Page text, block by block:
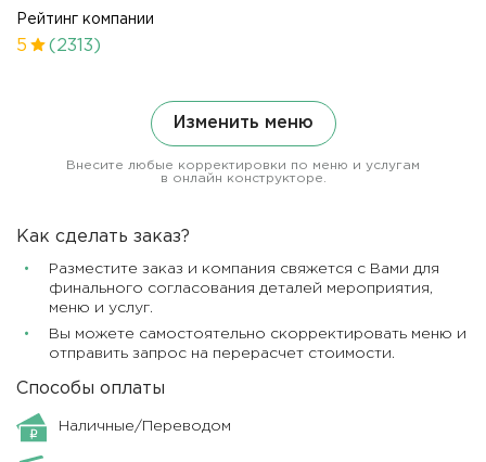
Рейтинг компании
5 (2313)
Изменить меню
Внесите любые корректировки по меню и услугам
в онлайн конструкторе.
Как сделать заказ?
Разместите заказ и компания свяжется с Вами для
финального согласования деталей мероприятия,
меню и услуг.
Вы можете самостоятельно скорректировать меню и
отправить запрос на перерасчет стоимости.
Способы оплаты
Наличные/Переводом